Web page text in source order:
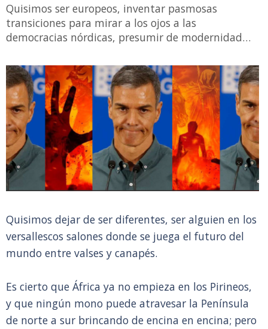
Quisimos ser europeos, inventar pasmosas
transiciones para mirar a los ojos a las
democracias nórdicas, presumir de modernidad…
Quisimos dejar de ser diferentes, ser alguien en los
versallescos salones donde se juega el futuro del
mundo entre valses y canapés.
Es cierto que África ya no empieza en los Pirineos,
y que ningún mono puede atravesar la Península
de norte a sur brincando de encina en encina; pero